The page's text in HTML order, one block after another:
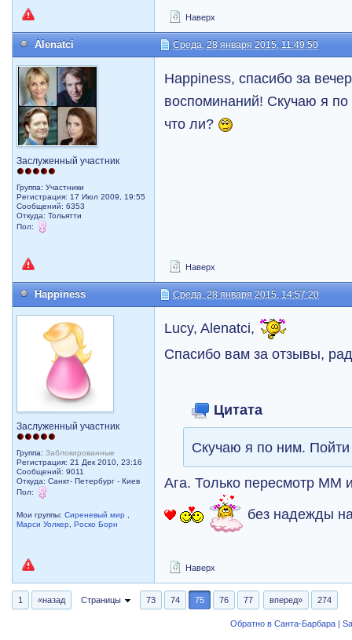
Наверх
Alenatci Среда, 28 января 2015, 11:49:50
Заслуженный участник
Группа: Участники
Регистрация: 17 Июл 2009, 19:55
Сообщений: 6353
Откуда: Тольятти
Пол:
Happiness, спасибо за
воспоминаний! Скучаю я
что ли?
Наверх
Happiness Среда, 28 января 2015, 14:57:20
Заслуженный участник
Группа:Заблокированные
Регистрация: 21 Дек 2010, 23:16
Сообщений: 9011
Откуда: Санкт- Петербург - Киев
Пол:
Мои группы:Сиреневый мир
Марси Уолкер
,Роско Борн
Lucy, Alenatci,
Спасибо вам за отзывы,
Цитата
Скучаю я по ним.
Ага. Только пересмотр ММ
без надежды
Наверх
1 «назад Страницы 73 74 75 76 77 вперед» 274
Обратно в Санта-Барбара |